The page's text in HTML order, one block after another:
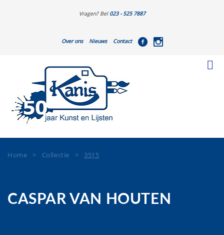
Vragen? Bel 023 - 525 7887
Over ons Nieuws Contact
Home > Collectie > 3515
CASPAR VAN HOUTEN